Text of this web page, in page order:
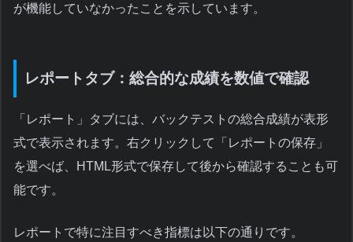
が機能していなかったことを示しています。
レポートタブ：総合的な成績を数値で確認
「レポート」タブには、バックテストの総合成績が表形
式で表示されます。右クリックして「レポートの保存」
を選べば、HTML形式で保存して後から確認することも可
能です。
レポートで特に注目すべき指標は以下の通りです。